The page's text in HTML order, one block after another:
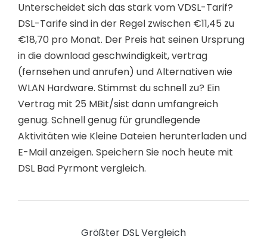
Unterscheidet sich das stark vom VDSL-Tarif?
DSL-Tarife sind in der Regel zwischen €11,45 zu
€18,70 pro Monat. Der Preis hat seinen Ursprung
in die download geschwindigkeit, vertrag
(fernsehen und anrufen) und Alternativen wie
WLAN Hardware. Stimmst du schnell zu? Ein
Vertrag mit 25 MBit/sist dann umfangreich
genug. Schnell genug für grundlegende
Aktivitäten wie Kleine Dateien herunterladen und
E-Mail anzeigen. Speichern Sie noch heute mit
DSL Bad Pyrmont vergleich.
Größter DSL Vergleich